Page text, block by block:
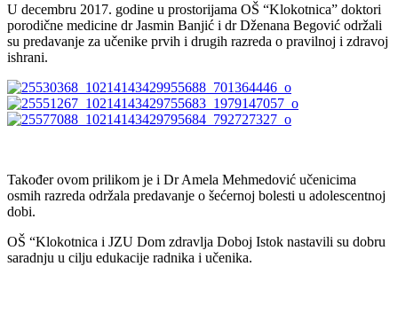
U decembru 2017. godine u prostorijama OŠ “Klokotnica” doktori
porodične medicine dr Jasmin Banjić i dr Dženana Begović održali
su predavanje za učenike prvih i drugih razreda o pravilnoj i zdravoj
ishrani.
Također ovom prilikom je i Dr Amela Mehmedović učenicima
osmih razreda održala predavanje o šećernoj bolesti u adolescentnoj
dobi.
OŠ “Klokotnica i JZU Dom zdravlja Doboj Istok nastavili su dobru
saradnju u cilju edukacije radnika i učenika.